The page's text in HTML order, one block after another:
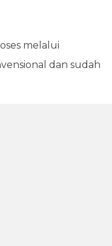
melalui
dan sudah